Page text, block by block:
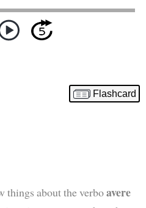
Flashcard
things about the verboavere